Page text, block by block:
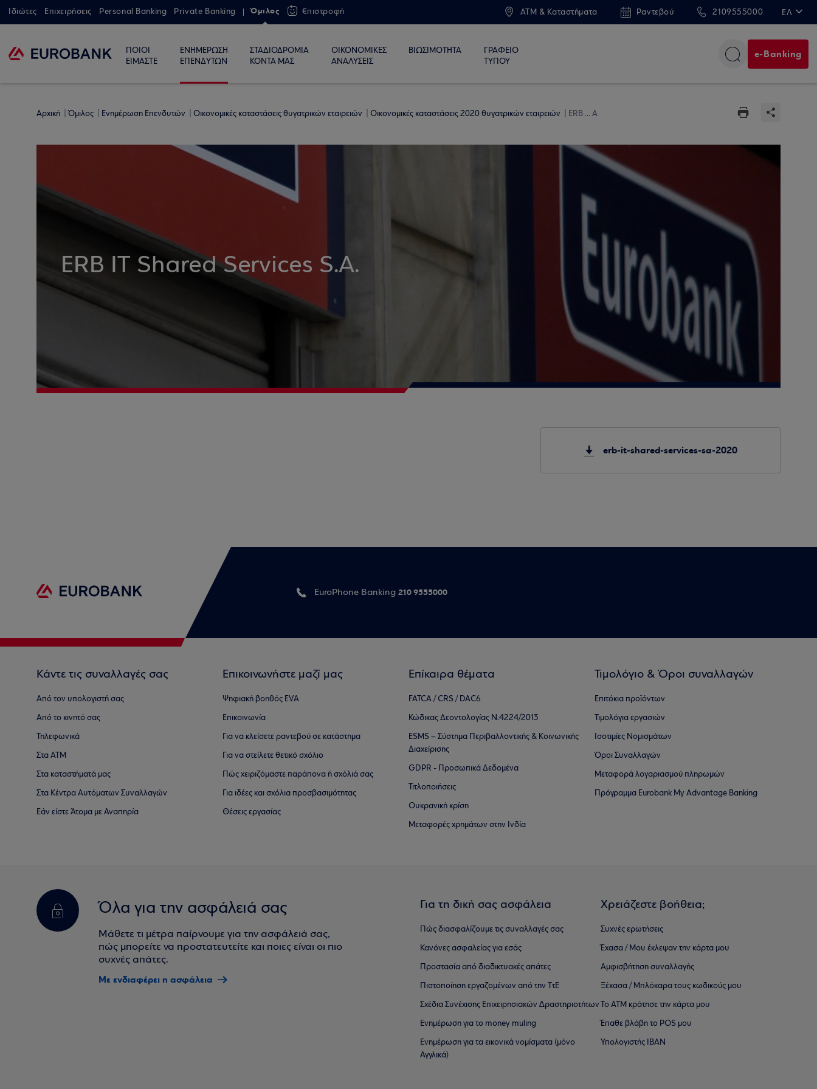
Ιδιώτες Επιχειρήσεις Personal Banking Private Banking Όμιλος €πιστροφή ATM & Καταστήματα Ραντεβού 2109555000 ΕΛ
ΠΟΙΟΙ
ΕΙΜΑΣΤΕ
ΕΝΗΜΕΡΩΣΗ
ΕΠΕΝΔΥΤΩΝ
ΣΤΑΔΙΟΔΡΟΜΙΑ
ΚΟΝΤΑ ΜΑΣ
ΟΙΚΟΝΟΜΙΚΕΣ
ΑΝΑΛΥΣΕΙΣ
ΒΙΩΣΙΜΟΤΗΤΑ
ΓΡΑΦΕΙΟ
ΤΥΠΟΥ
e-Banking
Αρχική Όμιλος Ενημέρωση Επενδυτών Οικονομικές καταστάσεις θυγατρικών εταιρειών Οικονομικές καταστάσεις 2020 θυγατρικών εταιρειών ERB ... A
ERB IT Shared Services S.A.
erb-it-shared-services-sa-2020
EuroPhone Banking 210 9555000
Κάντε τις συναλλαγές σας
Από τον υπολογιστή σας
Από το κινητό σας
Τηλεφωνικά
Στα ΑΤΜ
Στα καταστήματά μας
Στα Κέντρα Αυτόματων Συναλλαγών
Εάν είστε Άτομα με Αναπηρία
Επικοινωνήστε μαζί μας
Ψηφιακή βοηθός EVA
Επικοινωνία
Για να κλείσετε ραντεβού σε κατάστημα
Για να στείλετε θετικό σχόλιο
Πώς χειριζόμαστε παράπονα ή σχόλιά σας
Για ιδέες και σχόλια προσβασιμότητας
Θέσεις εργασίας
Επίκαιρα θέματα
FATCA / CRS / DAC6
Κώδικας Δεοντολογίας Ν.4224/2013
ESMS – Σύστημα Περιβαλλοντικής & Κοινωνικής
Διαχείρισης
GDPR - Προσωπικά Δεδομένα
Τιτλοποιήσεις
Ουκρανική κρίση
Μεταφορές χρημάτων στην Ινδία
Τιμολόγιο & Όροι συναλλαγών
Επιτόκια προϊόντων
Τιμολόγια εργασιών
Ισοτιμίες Νομισμάτων
Όροι Συναλλαγών
Μεταφορά λογαριασμού πληρωμών
Πρόγραμμα Eurobank My Advantage Banking
Όλα για την ασφάλειά σας
Μάθετε τι μέτρα παίρνουμε για την ασφάλειά σας,
πώς μπορείτε να προστατευτείτε και ποιες είναι οι πιο
συχνές απάτες.
Με ενδιαφέρει η ασφάλεια
Για τη δική σας ασφάλεια
Πώς διασφαλίζουμε τις συναλλαγές σας
Κανόνες ασφαλείας για εσάς
Προστασία από διαδικτυακές απάτες
Πιστοποίηση εργαζομένων από την ΤτΕ
Σχέδια Συνέχισης Επιχειρησιακών ∆ραστηριοτήτων
Ενημέρωση για το money muling
Ενημέρωση για τα εικονικά νομίσματα (μόνο
Αγγλικά)
Χρειάζεστε βοήθεια;
Συχνές ερωτήσεις
Έχασα / Μου έκλεψαν την κάρτα μου
Αμφισβήτηση συναλλαγής
Ξέχασα / Μπλόκαρα τους κωδικούς μου
Το ΑΤΜ κράτησε την κάρτα μου
Έπαθε βλάβη το POS μου
Υπολογιστής IBAN